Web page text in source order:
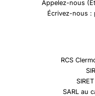
Appelez-nous
Écrivez-nous :
RCS
SARL au